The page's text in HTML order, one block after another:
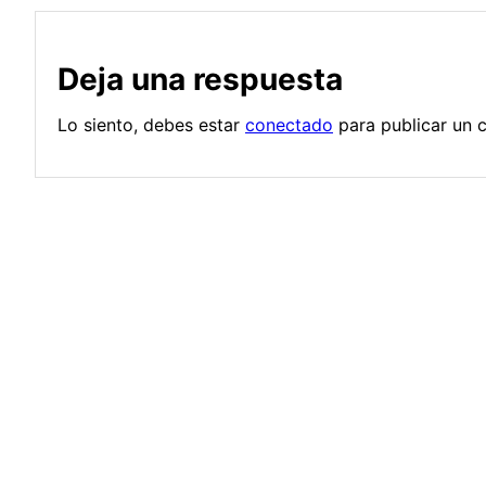
Deja una respuesta
Lo siento, debes estar conectado para publicar un